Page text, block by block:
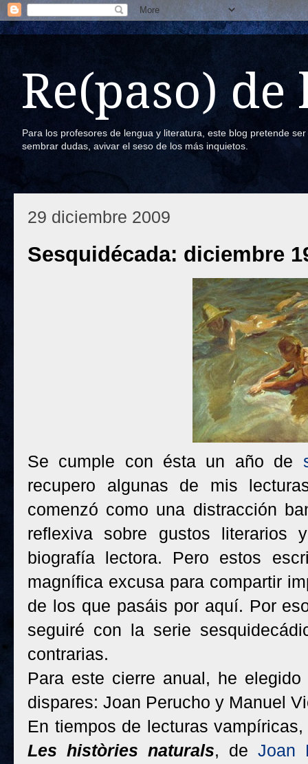
Re(paso) de
Para los profesores de lengua y literatura, este blog pretende
sembrar dudas, avivar el seso de los más inquietos.
29 diciembre 2009
Sesquidécada: diciembre
Se cumple con ésta un año de
recupero algunas de mis
comenzó como una distracción
reflexiva sobre gustos
biografía lectora. Pero estos
magnífica excusa para compartir
de los que pasáis por aquí. Por
seguiré con la serie
contrarias.
Para este cierre anual, he
dispares: Joan Perucho y Manuel
En tiempos de lecturas
Les històries naturals, de Joan